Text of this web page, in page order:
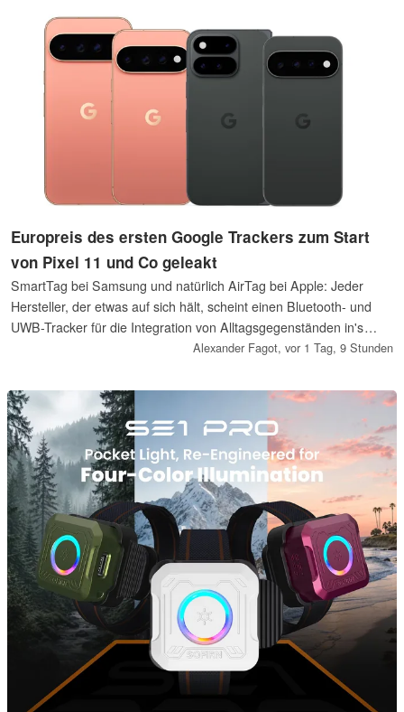
Europreis des ersten Google Trackers zum Start
von Pixel 11 und Co geleakt
SmartTag bei Samsung und natürlich AirTag bei Apple: Jeder
Hersteller, der etwas auf sich hält, scheint einen Bluetooth- und
UWB-Tracker für die Integration von Alltagsgegenständen in's
eigene Ökosystem anzubieten, nur Pixel-NutzerInnen blieben
jetzt den Pixel Tag Europreis vorab.
Alexander Fagot, vor 1 Tag, 9 Stunden